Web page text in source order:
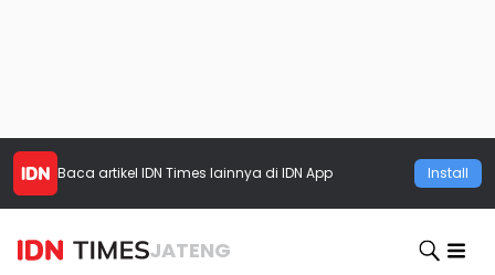
Baca artikel IDN Times lainnya di IDN App Install
JATENG